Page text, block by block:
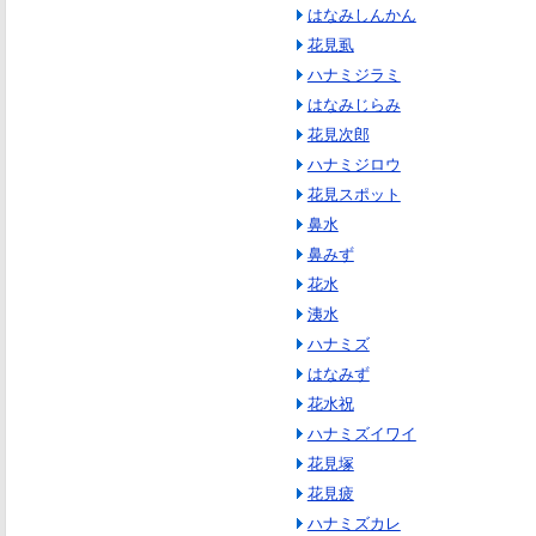
はなみしんかん
花見虱
ハナミジラミ
はなみじらみ
花見次郎
ハナミジロウ
花見スポット
鼻水
鼻みず
花水
洟水
ハナミズ
はなみず
花水祝
ハナミズイワイ
花見塚
花見疲
ハナミズカレ